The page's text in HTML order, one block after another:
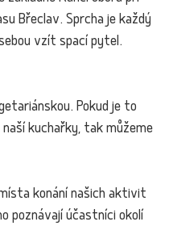
Břeclav. Sprcha je každý
vzít spací pytel.
Pokud je to
kuchařky, tak můžeme
konání našich aktivit
poznávají účastníci okolí